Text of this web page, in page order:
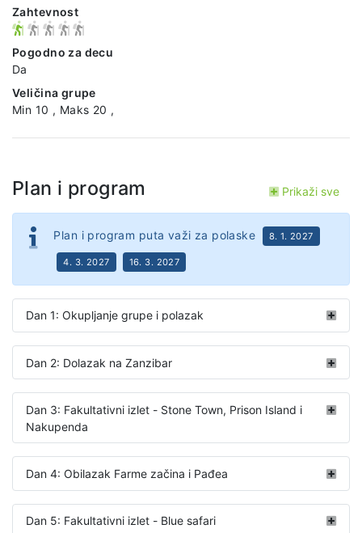
Zahtevnost
Pogodno za decu
Da
Veličina grupe
Min 10 , Maks 20 ,
Plan i program Prikaži sve
Plan i program puta važi za polaske 8. 1. 2027
4. 3. 2027 16. 3. 2027
Dan 1: Okupljanje grupe i polazak
Dan 2: Dolazak na Zanzibar
Dan 3: Fakultativni izlet - Stone Town, Prison Island i
Nakupenda
Dan 4: Obilazak Farme začina i Pađea
Dan 5: Fakultativni izlet - Blue safari